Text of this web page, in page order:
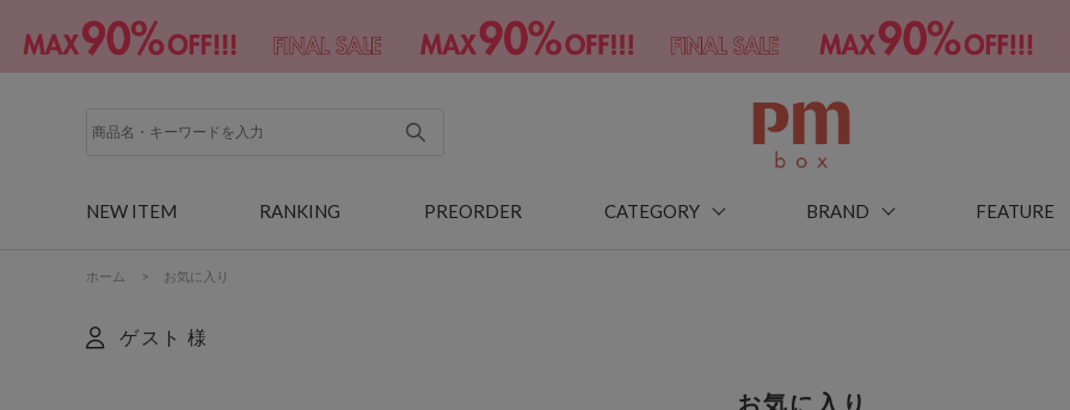
NEW ITEM RANKING PREORDER CATEGORY BRAND FEATURE
ホーム > お気に入り
ゲスト 様
お気に入り